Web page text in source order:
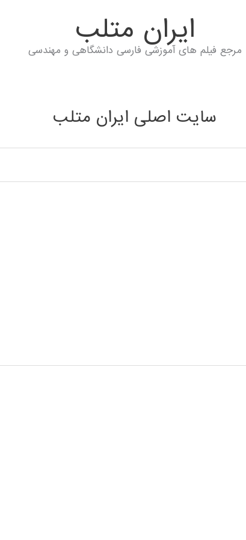
ايران متلب
مرجع فیلم های آموزشی فارسی دانشگاهی و مهندسی
سایت اصلی ایران متلب